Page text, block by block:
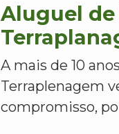
Aluguel de
A mais de 10
Terraplenagem
compromisso,